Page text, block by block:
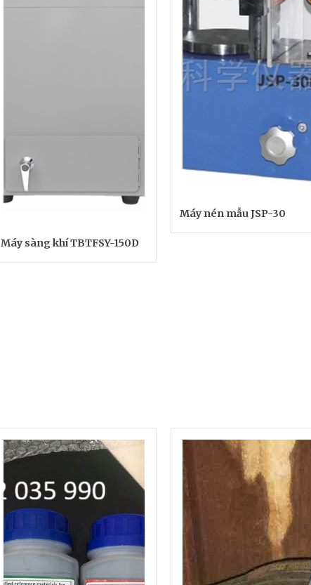
Máy sàng khí TBTFSY-150D
Máy nén mẫu JSP-30